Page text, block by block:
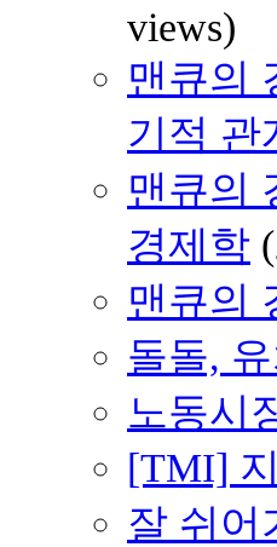
views)
맨큐의
기적 관
맨큐의
경제학
맨큐의
돌돌,
노동시
[TMI]
잘 쉬어